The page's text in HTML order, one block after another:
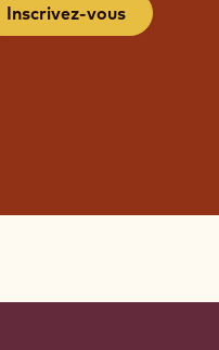
Inscrivez-vous